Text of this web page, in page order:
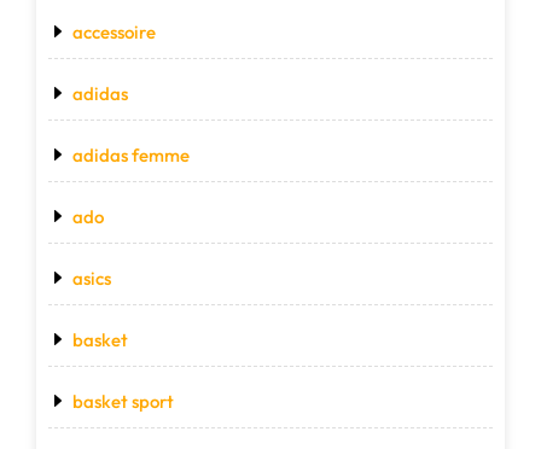
accessoire
adidas
adidas femme
ado
asics
basket
basket sport